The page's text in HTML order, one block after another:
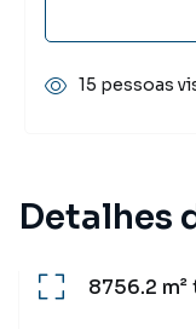
Detalhes
8756.2 m²
15 pessoas